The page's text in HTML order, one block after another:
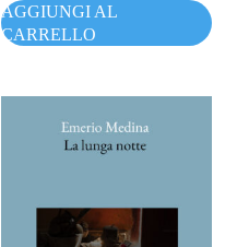
AGGIUNGI AL
CARRELLO